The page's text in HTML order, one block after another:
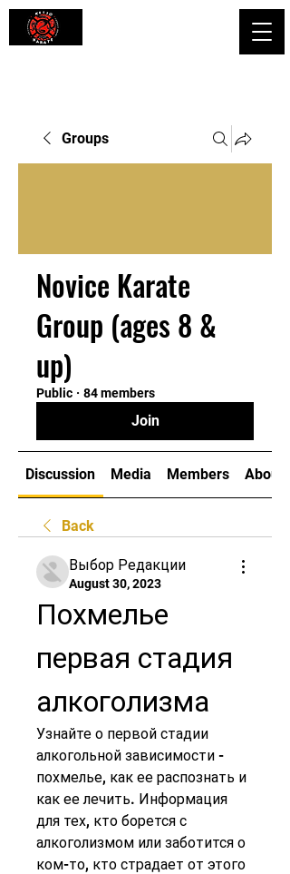
Groups
Novice Karate
Group (ages 8 &
up)
Public · 84 members
Join
Discussion Media Members About
Back
Выбор Редакции
August 30, 2023
Похмелье
первая стадия
алкоголизма
Узнайте о первой стадии
алкогольной зависимости -
похмелье, как ее распознать и
как ее лечить. Информация
для тех, кто борется с
алкоголизмом или заботится о
ком-то, кто страдает от этого